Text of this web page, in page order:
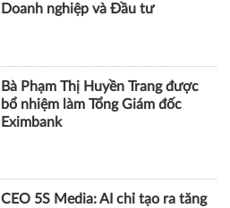
Doanh nghiệp và Đầu tư
Bà Phạm Thị Huyền Trang được
bổ nhiệm làm Tổng Giám đốc
Eximbank
CEO 5S Media: AI chỉ tạo ra tăng